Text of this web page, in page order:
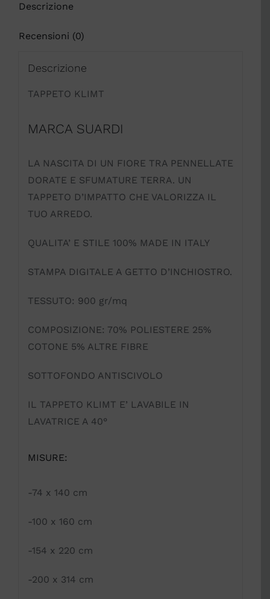
Descrizione
Recensioni (0)
Descrizione
TAPPETO KLIMT
MARCA SUARDI
LA NASCITA DI UN FIORE TRA PENNELLATE
DORATE E SFUMATURE TERRA. UN
TAPPETO D’IMPATTO CHE VALORIZZA IL
TUO ARREDO.
QUALITA’ E STILE 100% MADE IN ITALY
STAMPA DIGITALE A GETTO D’INCHIOSTRO.
TESSUTO: 900 gr/mq
COMPOSIZIONE: 70% POLIESTERE 25%
COTONE 5% ALTRE FIBRE
SOTTOFONDO ANTISCIVOLO
IL TAPPETO KLIMT E’ LAVABILE IN
LAVATRICE A 40°
MISURE:
-74 x 140 cm
-100 x 160 cm
-154 x 220 cm
-200 x 314 cm